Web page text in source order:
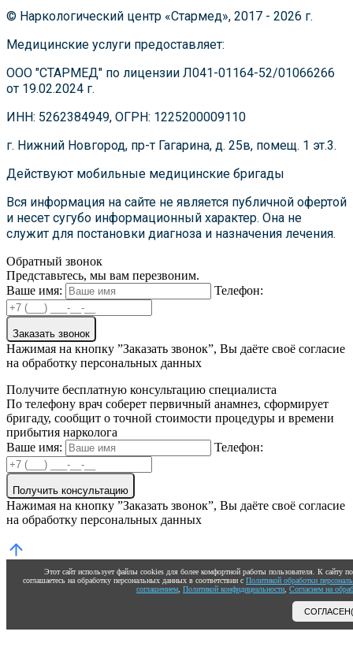
© Наркологический центр «Стармед», 2017 - 2026 г.
Медицинские услуги предоставляет:
ООО "СТАРМЕД" по лицензии Л041-01164-52/01066266
от 19.02.2024 г.
ИНН: 5262384949, ОГРН: 1225200009110
г. Нижний Новгород, пр-т Гагарина, д. 25в, помещ. 1 эт.3.
Действуют мобильные медицинские бригады
Вся информация на сайте не является публичной офертой
и несет сугубо информационный характер. Она не
служит для постановки диагноза и назначения лечения.
Обратный звонок
Представьтесь, мы вам перезвоним.
Ваше имя:
Телефон:
Заказать звонок
Нажимая на кнопку ”Заказать звонок”, Вы даёте своё согласие
на обработку персональных данных
Получите бесплатную консультацию специалиста
По телефону врач соберет первичный анамнез, сформирует
бригаду, сообщит о точной стоимости процедуры и времени
прибытия нарколога
Ваше имя:
Телефон:
Получить консультацию
Нажимая на кнопку ”Заказать звонок”, Вы даёте своё согласие
на обработку персональных данных
Этот сайт использует файлы cookies для более комфортной работы пользователя. К сайту
соглашаетесь на обработку персональных данных в соответствии с Политикой обработки
соглашением Политикой конфидицеальности Согласием на